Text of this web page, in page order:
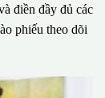
điền đầy đủ các
phiếu theo dõi